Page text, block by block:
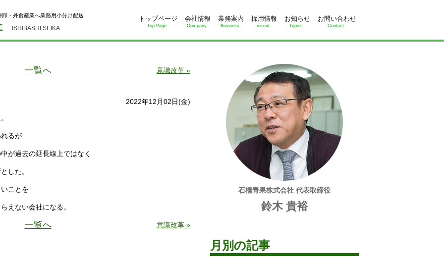
ISHIBASHI SEIKA
・外食産業へ業務用小分け配送 トップページ
Top Page
会社情報
Company
業務案内
Business
採用情報
recruit
お知らせ
Topics
お問い合わせ
Contact
一覧へ 意識改革 »
2022年12月02日(金)
るが
が過去の延長線上ではなく
した。
ことを
えない会社になる。
一覧へ 意識改革 »
石橋青果株式会社 代表取締役
鈴木 貴裕
月別の記事